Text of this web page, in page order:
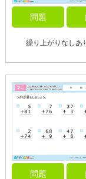
問題
繰り上がりなしあ
問題